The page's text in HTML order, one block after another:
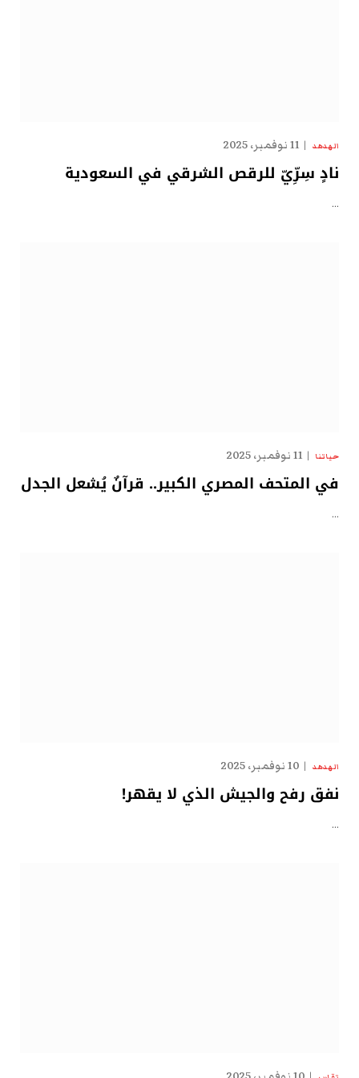
الهدهد 11 نوفمبر، 2025
نادٍ سِرِّيّ للرقص الشرقي في السعودية
…
حياتنا 11 نوفمبر، 2025
في المتحف المصري الكبير.. قرآنٌ يُشعل الجدل
…
الهدهد 10 نوفمبر، 2025
نفق رفح والجيش الذي لا يقهر!
…